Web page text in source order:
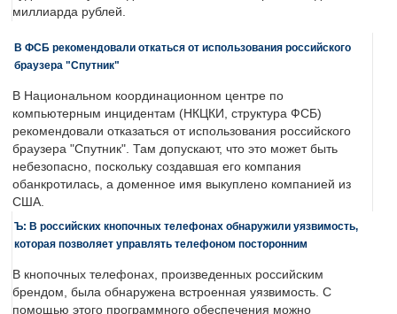
миллиарда рублей.
В ФСБ рекомендовали откаться от использования российского
браузера "Спутник"
В Национальном координационном центре по
компьютерным инцидентам (НКЦКИ, структура ФСБ)
рекомендовали отказаться от использования российского
браузера "Спутник". Там допускают, что это может быть
небезопасно, поскольку создавшая его компания
обанкротилась, а доменное имя выкуплено компанией из
США.
Ъ: В российских кнопочных телефонах обнаружили уязвимость,
которая позволяет управлять телефоном посторонним
В кнопочных телефонах, произведенных российским
брендом, была обнаружена встроенная уязвимость. С
помощью этого программного обеспечения можно